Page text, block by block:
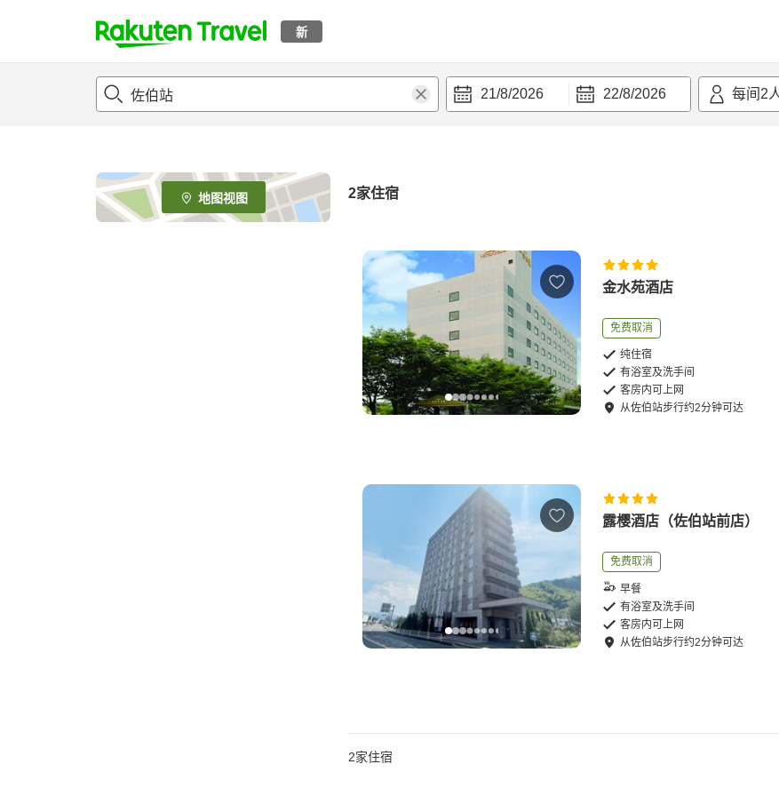
新
t
p
e
_
s
21/8/2026 22/8/2026 每间 2
地图视图 2家住宿
金水苑酒店
免费取消
纯住宿
有浴室及洗手间
客房内可上网
从佐伯站步行约2分钟可达
露樱酒店（佐伯站前店）
免费取消
早餐
有浴室及洗手间
客房内可上网
从佐伯站步行约2分钟可达
2家住宿